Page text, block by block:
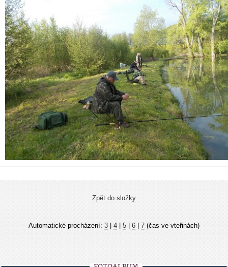
Zpět do složky
Automatické procházení: 3 4 5 6 7 (čas ve vteřinách)